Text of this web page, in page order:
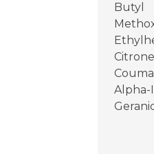
Butyl
Alpha-